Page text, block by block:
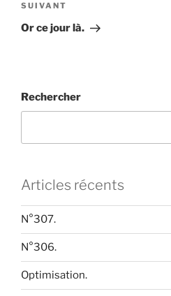
Article
suivant
SUIVANT
Or ce jour là.
Rechercher
Articles récents
N°307.
N°306.
Optimisation.